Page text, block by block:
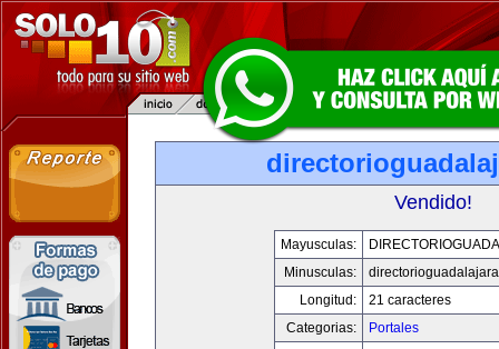
Vendido!
Mayusculas:
Minusculas:
Longitud:
21 caracteres
Categorias:
Portales